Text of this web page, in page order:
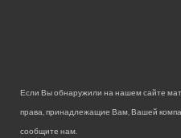
Если Вы обнаружили на нашем сайте
права, принадлежащие Вам, Вашей
сообщите нам.